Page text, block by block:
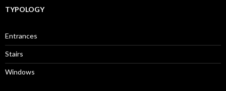
TYPOLOGY
Entrances
Stairs
Windows